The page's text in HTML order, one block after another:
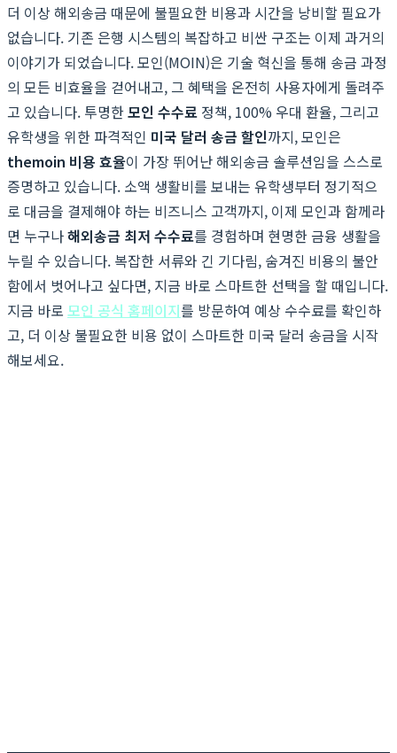
더 이상 해외송금 때문에 불필요한 비용과 시간을 낭비할 필요가
없습니다. 기존 은행 시스템의 복잡하고 비싼 구조는 이제 과거의
이야기가 되었습니다. 모인(MOIN)은 기술 혁신을 통해 송금 과정
의 모든 비효율을 걷어내고, 그 혜택을 온전히 사용자에게 돌려주
고 있습니다. 투명한모인 수수료 정책, 100% 우대 환율, 그리고
유학생을 위한 파격적인 미국 달러 송금 할인까지, 모인은
themoin 비용 효율이 가장 뛰어난 해외송금 솔루션임을 스스로
증명하고 있습니다. 소액 생활비를 보내는 유학생부터 정기적으
로 대금을 결제해야 하는 비즈니스 고객까지, 이제 모인과 함께라
면 누구나해외송금 최저 수수료를 경험하며 현명한 금융 생활을
누릴 수 있습니다. 복잡한 서류와 긴 기다림, 숨겨진 비용의 불안
함에서 벗어나고 싶다면, 지금 바로 스마트한 선택을 할 때입니다.
지금 바로 모인 공식 홈페이지를 방문하여 예상 수수료를 확인하
고, 더 이상 불필요한 비용 없이 스마트한 미국 달러 송금을 시작
해보세요.